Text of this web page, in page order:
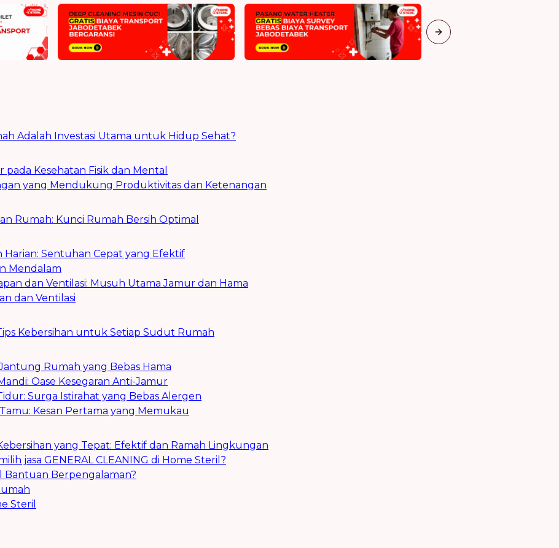
Next slide
Adalah Investasi Utama untuk Hidup Sehat?
Kesehatan Fisik dan Mental
yang Mendukung Produktivitas dan Ketenangan
Rumah: Kunci Rumah Bersih Optimal
Harian: Sentuhan Cepat yang Efektif
Mendalam
dan Ventilasi: Musuh Utama Jamur dan Hama
dan Ventilasi
Kebersihan untuk Setiap Sudut Rumah
Rumah yang Bebas Hama
Oase Kesegaran Anti-Jamur
Surga Istirahat yang Bebas Alergen
Kesan Pertama yang Memukau
yang Tepat: Efektif dan Ramah Lingkungan
jasa GENERAL CLEANING di Home Steril?
Bantuan Berpengalaman?
Steril